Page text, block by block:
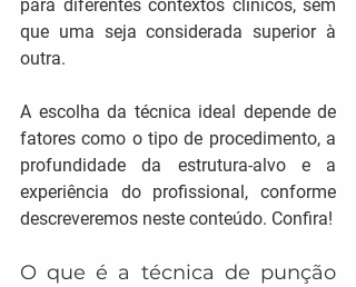
para diferentes contextos clínicos, sem
que uma seja considerada superior à
outra.
A escolha da técnica ideal depende de
fatores como o tipo de procedimento, a
profundidade da estrutura-alvo e a
experiência do profissional, conforme
descreveremos neste conteúdo. Confira!
O que é a técnica de punção